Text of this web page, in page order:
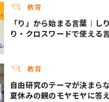
教育
「り」から始まる言葉｜し
り・クロスワードで使える
教育
自由研究のテーマが決まら
夏休みの親のモヤモヤに答